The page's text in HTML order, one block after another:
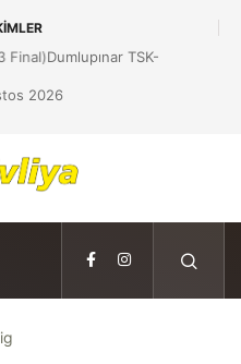
TSK (U13 Final)
2026